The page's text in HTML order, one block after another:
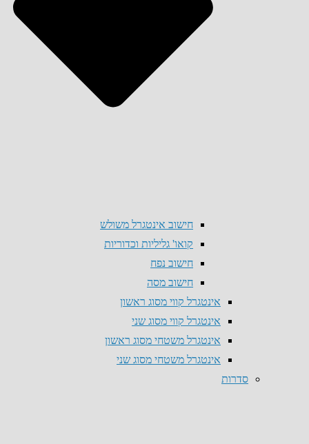
חישוב אינטגרל משולש
קואו' גליליות וכדוריות
חישוב נפח
חישוב מסה
אינטגרל קווי מסוג ראשון
אינטגרל קווי מסוג שני
אינטגרל משטחי מסוג ראשון
אינטגרל משטחי מסוג שני
סדרות